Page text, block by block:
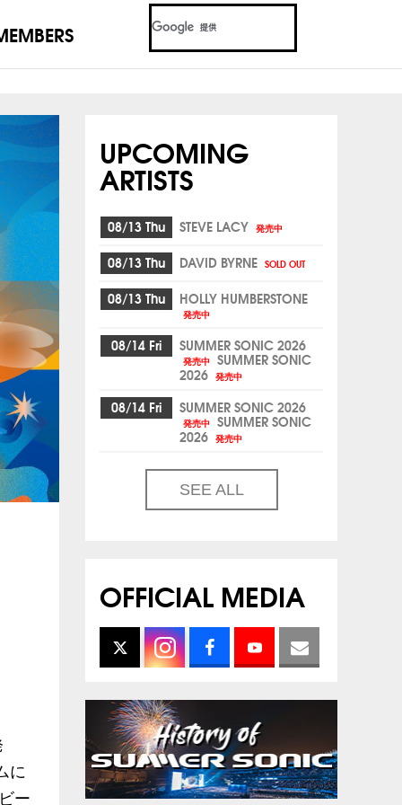
に
ー
UPCOMING
ARTISTS
08/13 Thu STEVE LACY 発売中
08/13 Thu DAVID BYRNE SOLD OUT
08/13 Thu HOLLY HUMBERSTONE
発売中
08/14 Fri SUMMER SONIC 2026
発売中 SUMMER SONIC
2026 発売中
08/14 Fri SUMMER SONIC 2026
発売中 SUMMER SONIC
2026 発売中
SEE ALL
OFFICIAL MEDIA